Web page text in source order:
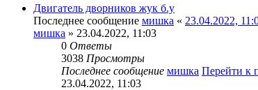
Двигатель дворников жук б.у
Последнее сообщение мишка « 23.04.2022,
мишка » 23.04.2022, 11:03
0 Ответы
3038 Просмотры
Последнее сообщение мишка Перейти к
23.04.2022, 11:03